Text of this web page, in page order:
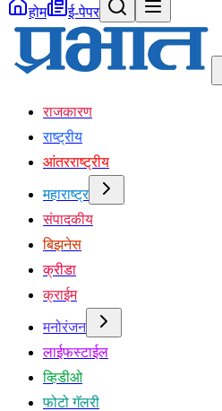
होम ई-पेपर
राजकारण
राष्ट्रीय
आंतरराष्ट्रीय
महाराष्ट्र
संपादकीय
बिझनेस
क्रीडा
क्राईम
मनोरंजन
लाईफस्टाईल
व्हिडीओ
फोटो गॅलरी